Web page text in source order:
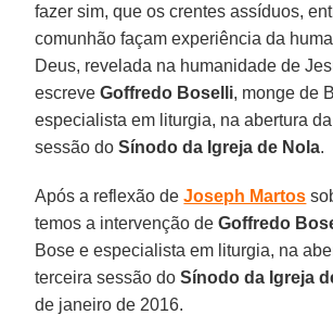
fazer sim, que os crentes assíduos,
comunhão façam experiência da
Deus, revelada na humanidade de
escreveGoffredo Boselli, monge de
especialista em liturgia, na abertura
sessão doSínodo da Igreja de Nola.
Após a reflexão deJoseph Martos
temos a intervenção deGoffredo
Bose e especialista em liturgia, na
terceira sessão doSínodo da Igreja
de janeiro de 2016.